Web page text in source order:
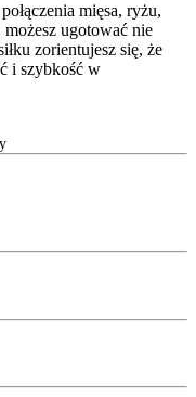
mięsa, ryżu,
ugotować nie
zorientujesz się, że
i szybkość w